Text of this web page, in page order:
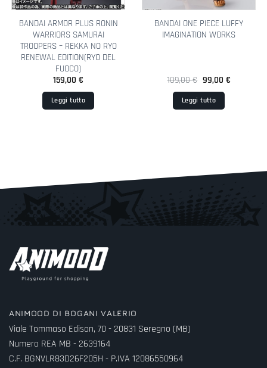
BANDAI ARMOR PLUS RONIN
WARRIORS SAMURAI
TROOPERS – REKKA NO RYO
RENEWAL EDITION(RYO DEL
FUOCO)
159,00 €
Leggi tutto
BANDAI ONE PIECE LUFFY
IMAGINATION WORKS
109,00€ Il
originale
era:
109,00 €.
99,00 €Il
Leggi tutto
ANIMOOD DI BOGANI VALERIO
Viale Tommaso Edison, 70 - 20831 Seregno (MB)
Numero REA MB - 2639164
C.F. BGNVLR83D26F205H - P.IVA 12086550964